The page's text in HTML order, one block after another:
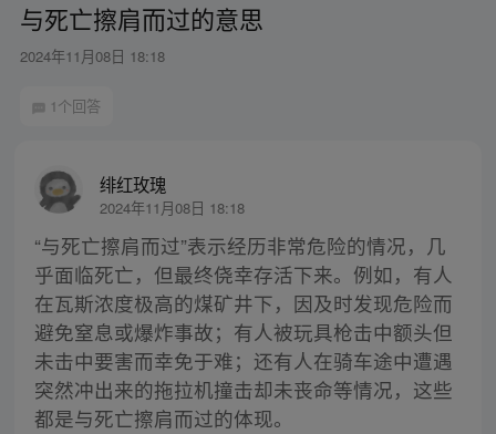
与死亡擦肩而过的意思
2024年11月08日 18:18
1个回答
绯红玫瑰
2024年11月08日 18:18
“与死亡擦肩而过”表示经历非常危险的情况，几
乎面临死亡，但最终侥幸存活下来。例如，有人
在瓦斯浓度极高的煤矿井下，因及时发现危险而
避免窒息或爆炸事故；有人被玩具枪击中额头但
未击中要害而幸免于难；还有人在骑车途中遭遇
突然冲出来的拖拉机撞击却未丧命等情况，这些
都是与死亡擦肩而过的体现。